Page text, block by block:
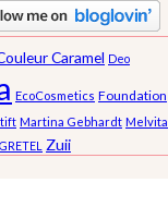
Caramel Deo
EcoCosmetics Foundation
Martina Gebhardt Melvita
Zuii